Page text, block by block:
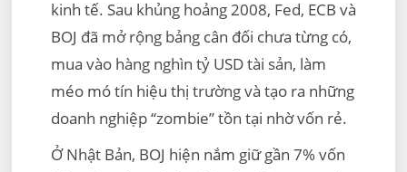
kinh tế. Sau khủng hoảng 2008, Fed, ECB và
BOJ đã mở rộng bảng cân đối chưa từng có,
mua vào hàng nghìn tỷ USD tài sản, làm
méo mó tín hiệu thị trường và tạo ra những
doanh nghiệp “zombie” tồn tại nhờ vốn rẻ.
Ở Nhật Bản, BOJ hiện nắm giữ gần 7% vốn